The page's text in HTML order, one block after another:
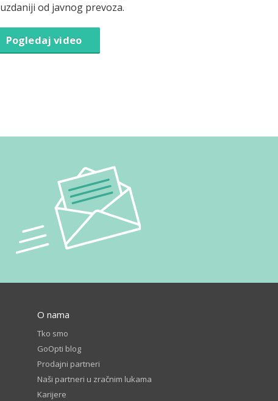
od javnog prevoza.
Pogledaj video
O nama
Tko smo
GoOpti blog
Prodajni partneri
Naši partneri u zračnim lukama
Karijere